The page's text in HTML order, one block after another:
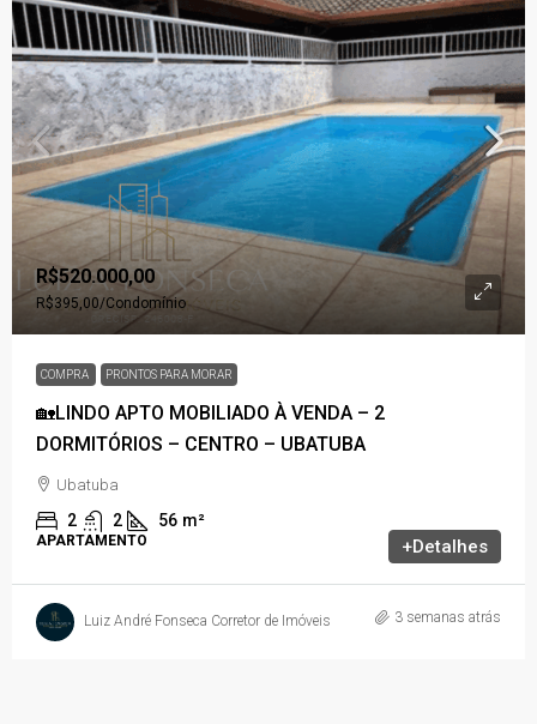
R$520.000,00
R$395,00/Condomínio
COMPRA PRONTOS PARA MORAR
🏡LINDO APTO MOBILIADO À VENDA – 2
DORMITÓRIOS – CENTRO – UBATUBA
Ubatuba
2 2 56 m²
APARTAMENTO +Detalhes
Luiz André Fonseca Corretor de Imóveis 3 semanas atrás